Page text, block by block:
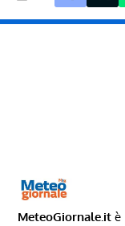
MeteoGiornale.it è